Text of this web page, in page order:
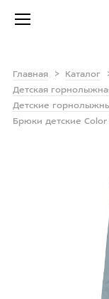
Главная Каталог
Детская
Детские
Брюки детские Color